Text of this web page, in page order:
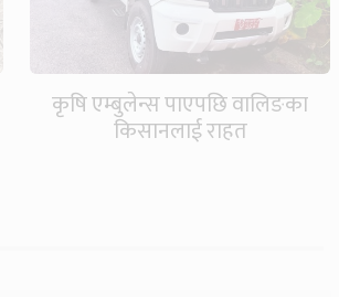
कृषि एम्बुलेन्स पाएपछि वालिङका
किसानलाई राहत